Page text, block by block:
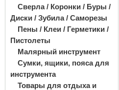
Сверла / Коронки / Буры /
Диски / Зубила / Саморезы
Пены / Клеи / Герметики /
Пистолеты
Малярный инструмент
Сумки, ящики, пояса для
инструмента
Товары для отдыха и